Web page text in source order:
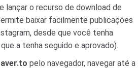
lançar o recurso de download de
baixar facilmente publicações
desde que você tenha
a tenha seguido e aprovado).
pelo navegador, navegar até a